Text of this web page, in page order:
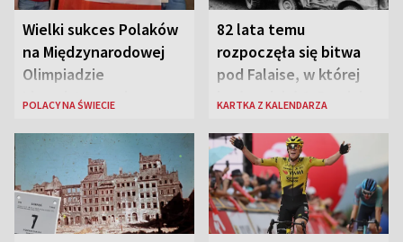
Wielki sukces Polaków
na Międzynarodowej
Olimpiadzie
Lingwistycznej
POLACY NA ŚWIECIE
82 lata temu
rozpoczęła się bitwa
pod Falaise, w której
brała udział 1. Dywizja
KARTKA Z KALENDARZA